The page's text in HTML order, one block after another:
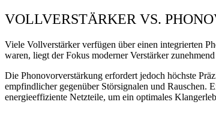
VOLLVERSTÄRKER VS.
Viele Vollverstärker verfügen über einen integrierten
waren, liegt der Fokus moderner Verstärker
Die Phonovorverstärkung erfordert jedoch höchste
empfindlicher gegenüber Störsignalen und Rauschen.
energieeffiziente Netzteile, um ein optimales